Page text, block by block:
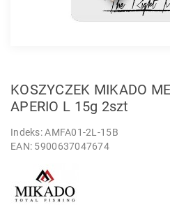
KOSZYCZEK MIKADO
APERIO L 15g 2szt
Indeks: AMFA01-2L-15B
EAN: 5900637047674